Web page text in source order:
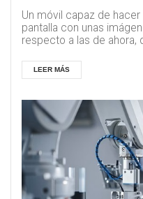
Un móvil capaz de
pantalla con unas
respecto a las de ahora,
LEER MÁS